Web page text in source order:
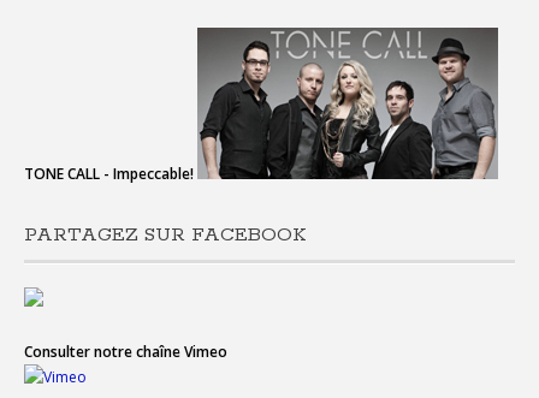
TONE CALL - Impeccable!
PARTAGEZ SUR FACEBOOK
Consulter notre chaîne Vimeo